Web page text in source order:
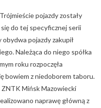
pojazdy zostały
do tej specyficznej serii
pojazdy zakupił
Należąca do niego spółka
roku rozpoczęła
bowiem z niedoborem taboru.
Mińsk Mazowiecki
naprawę główną z